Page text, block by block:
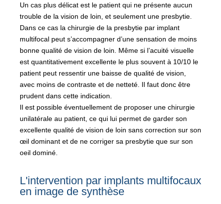
Un cas plus délicat est le patient qui ne présente aucun
trouble de la vision de loin, et seulement une presbytie.
Dans ce cas la chirurgie de la presbytie par implant
multifocal peut s’accompagner d’une sensation de moins
bonne qualité de vision de loin. Même si l’acuité visuelle
est quantitativement excellente le plus souvent à 10/10 le
patient peut ressentir une baisse de qualité de vision,
avec moins de contraste et de netteté. Il faut donc être
prudent dans cette indication.
Il est possible éventuellement de proposer une chirurgie
unilatérale au patient, ce qui lui permet de garder son
excellente qualité de vision de loin sans correction sur son
œil dominant et de ne corriger sa presbytie que sur son
oeil dominé.
L'intervention par implants multifocaux
en image de synthèse